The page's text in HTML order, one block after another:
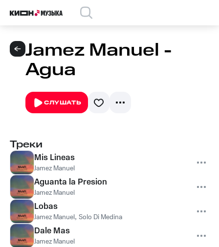
Jamez Manuel -
Agua
СЛУШАТЬ
Треки
Mis Lineas
Jamez Manuel
Aguanta la Presion
Jamez Manuel
Lobas
Jamez Manuel, Solo Di Medina
Dale Mas
Jamez Manuel